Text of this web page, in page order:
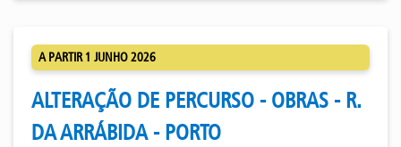
A PARTIR 1 JUNHO 2026
ALTERAÇÃO DE PERCURSO - OBRAS - R.
DA ARRÁBIDA - PORTO